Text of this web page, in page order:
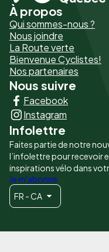
Pied
de
page
-
Liens
principaux
À propos
Qui sommes-nous ?
Nous joindre
La Route verte
Bienvenue Cyclistes!
Nos partenaires
Nous suivre
Facebook
Instagram
Infolettre
Faites partie de notre
l’infolettre pour recevoir
inspirations vélo dans
Je m'abonne
FR - CA